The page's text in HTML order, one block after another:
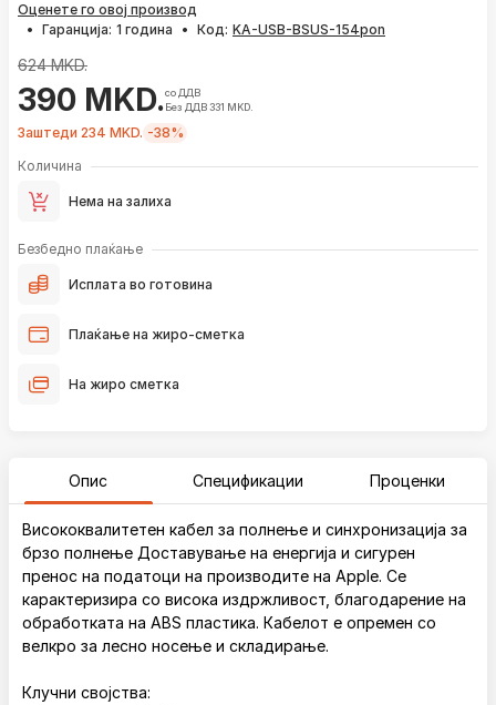
Оценете го овој производ
• Гаранција: 1 година • Код:
624 MKD.
390 MKD.со ДДВ
Без ДДВ 331 MKD.
Заштеди 234 MKD. -38%
Количина
Нема на залиха
Безбедно плаќање
Исплата во готовина
Плаќање на жиро-сметка
На жиро сметка
Опис Спецификации Проценки
Висококвалитетен кабел за полнење и синхронизација за
брзо полнење Доставување на енергија и сигурен
пренос на податоци на производите на Apple. Се
карактеризира со висока издржливост, благодарение на
обработката на ABS пластика. Кабелот е опремен со
велкро за лесно носење и складирање.
Клучни својства: